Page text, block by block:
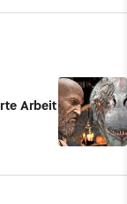
Arbeit